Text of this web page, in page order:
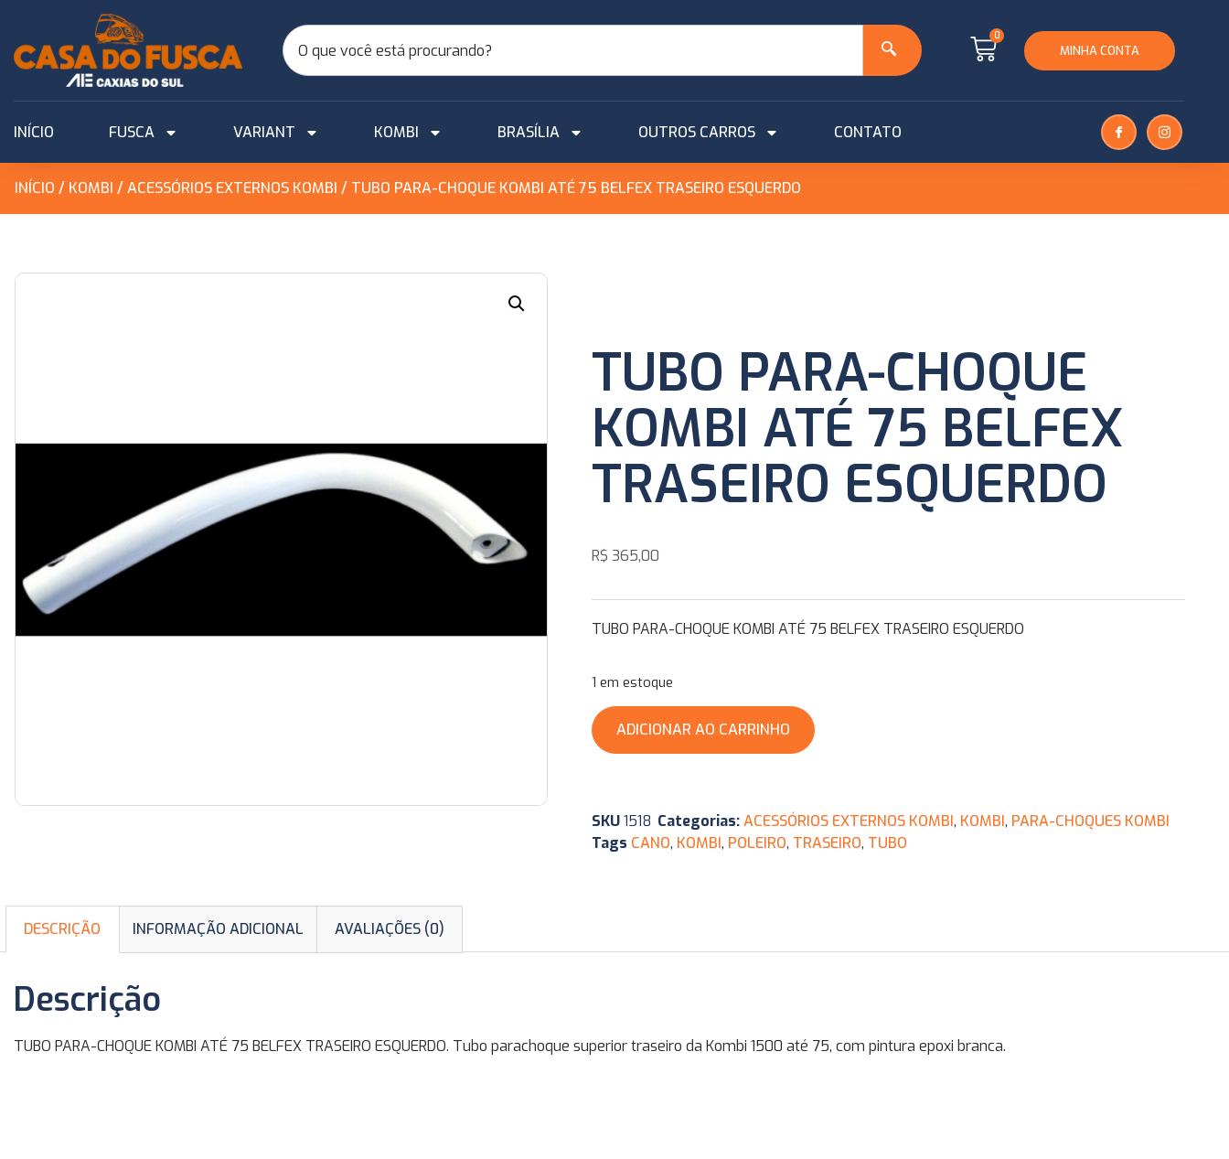
0
MINHA CONTA
INÍCIO FUSCA VARIANT KOMBI BRASÍLIA OUTROS CARROS CONTATO
INÍCIO / KOMBI /ACESSÓRIOS EXTERNOS KOMBI / TUBO PARA-CHOQUE KOMBI ATÉ 75 BELFEX TRASEIRO ESQUERDO
TUBO PARA-CHOQUE
KOMBI ATÉ 75 BELFEX
TRASEIRO ESQUERDO
R$ 365,00
TUBO PARA-CHOQUE KOMBI ATÉ 75 BELFEX TRASEIRO ESQUERDO
1 em estoque
ADICIONAR AO CARRINHO
SKU1518 Categorias:ACESSÓRIOS EXTERNOS KOMBI, KOMBI, PARA-CHOQUES KOMBI
Tags CANO, KOMBI, POLEIRO, TRASEIRO, TUBO
DESCRIÇÃO INFORMAÇÃO ADICIONAL AVALIAÇÕES (0)
Descrição
TUBO PARA-CHOQUE KOMBI ATÉ 75 BELFEX TRASEIRO ESQUERDO. Tubo parachoque superior traseiro da Kombi 1500 até 75, com pintura epoxi branca.